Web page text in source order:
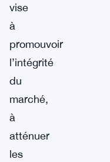
vise
à
promouvoir
l’intégrité
du
marché,
à
atténuer
les